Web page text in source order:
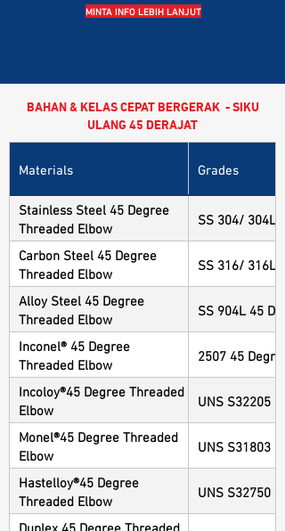
MINTA INFO LEBIH LANJUT
BAHAN & KELAS CEPAT BERGERAK - SIKU
ULANG 45 DERAJAT
Materials Grades
Stainless Steel 45 Degree
Threaded Elbow
SS 304/ 304L
Carbon Steel 45 Degree
Threaded Elbow
SS 316/ 316L
Alloy Steel 45 Degree
Threaded Elbow
SS 904L 45
Inconel® 45 Degree
Threaded Elbow
2507 45
Incoloy®45 Degree Threaded
Elbow
UNS S32205
Monel®45 Degree Threaded
Elbow
UNS S31803
Hastelloy®45 Degree
Threaded Elbow
UNS S32750
Duplex 45 Degree Threaded